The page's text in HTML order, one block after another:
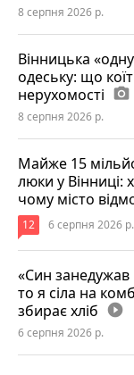
8 серпня 2026 р.
Вінницька
одеську: що
нерухомості photo_camera
8 серпня 2026 р.
Майже 15
люки у Вінниці:
чому місто
12 6 серпня 2026 р.
«Син занедужав
то я сіла на
збирає хліб play_circle_filled
6 серпня 2026 р.